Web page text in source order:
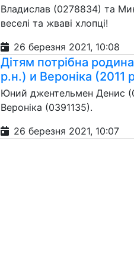
Владислав (0278834) та
веселі та жваві хлопці!
26 березня 2021, 10:08
Дітям потрібна
р.н.) и Вероніка (2011
Юний джентельмен Денис
Вероніка (0391135).
26 березня 2021, 10:07